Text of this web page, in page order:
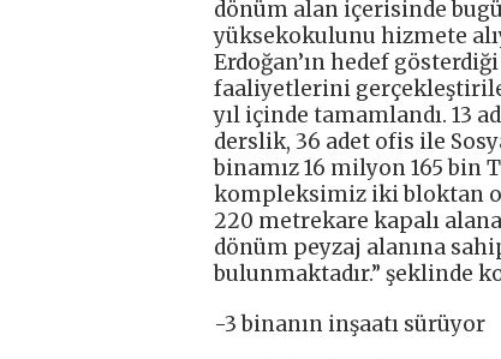
dönüm alan içerisinde
yüksekokulunu hizmete
Erdoğan’ın hedef
faaliyetlerini
yıl içinde tamamlandı. 13
derslik, 36 adet ofis ile
binamız 16 milyon 165 bin
kompleksimiz iki bloktan
220 metrekare kapalı
dönüm peyzaj alanına
bulunmaktadır.” şeklinde
-3 binanın inşaatı sürüyor